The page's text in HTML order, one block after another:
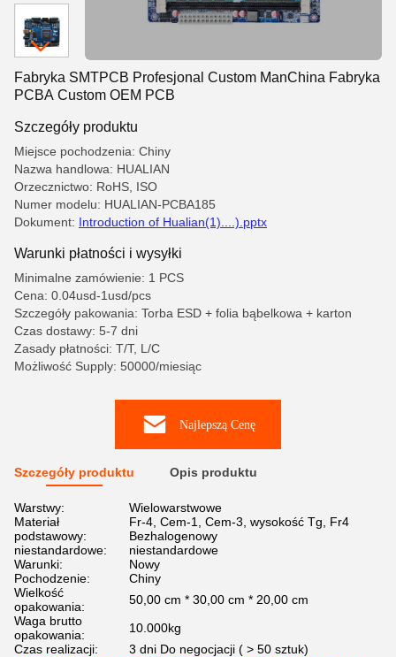
Fabryka SMTPCB Profesjonal Custom ManChina Fabryka
PCBA Custom OEM PCB
Szczegóły produktu
Miejsce pochodzenia: Chiny
Nazwa handlowa: HUALIAN
Orzecznictwo: RoHS, ISO
Numer modelu: HUALIAN-PCBA185
Dokument: Introduction of Hualian(1)....).pptx
Warunki płatności i wysyłki
Minimalne zamówienie: 1 PCS
Cena: 0.04usd-1usd/pcs
Szczegóły pakowania: Torba ESD + folia bąbelkowa + karton
Czas dostawy: 5-7 dni
Zasady płatności: T/T, L/C
Możliwość Supply: 50000/miesiąc
Najlepszą Cenę
Szczegóły produktu Opis produktu
Warstwy:
Wielowarstwowe
Materiał
podstawowy:
Fr-4, Cem-1, Cem-3, wysokość Tg, Fr4
Bezhalogenowy
niestandardowe:
niestandardowe
Warunki:
Nowy
Pochodzenie:
Chiny
Wielkość
opakowania:
50,00 cm * 30,00 cm * 20,00 cm
Waga brutto
opakowania:
10.000kg
Czas realizacji:
3 dni Do negocjacji ( > 50 sztuk)